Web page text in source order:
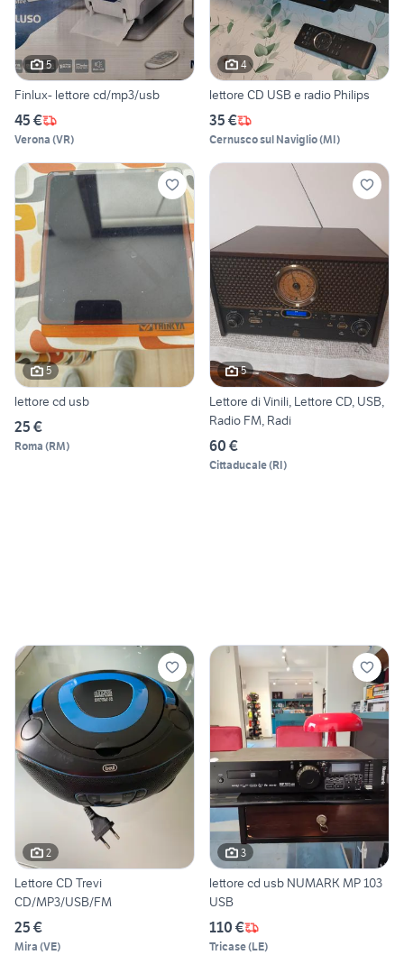
5
Finlux- lettore cd/mp3/usb
45 €
Verona (VR)
4
lettore CD USB e radio Philips
35 €
Cernusco sul Naviglio(MI)
5
lettore cd usb
25 €
Roma (RM)
5
Lettore di Vinili, Lettore CD, USB,
Radio FM, Radi
60 €
Cittaducale(RI)
2
Lettore CD Trevi
CD/MP3/USB/FM
25 €
Mira (VE)
3
lettore cd usb NUMARK MP 103
USB
110 €
Tricase(LE)